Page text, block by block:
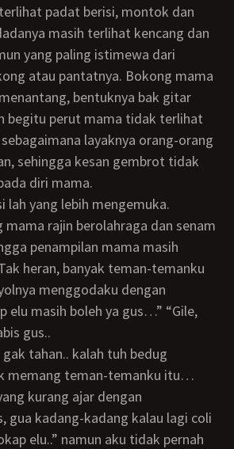
masih terlihat kencang dan
yang paling istimewa dari
atau pantatnya. Bokong mama
bentuknya bak gitar
begitu perut mama tidak terlihat
layaknya orang-orang
sehingga kesan gembrot tidak
diri mama.
mama rajin berolahraga dan senam
penampilan mama masih
heran, banyak teman-temanku
menggodaku dengan
elu masih boleh ya gus…” “Gile,
gus..
memang teman-temanku itu…
kurang ajar dengan
gua kadang-kadang kalau lagi coli
elu..” namun aku tidak pernah